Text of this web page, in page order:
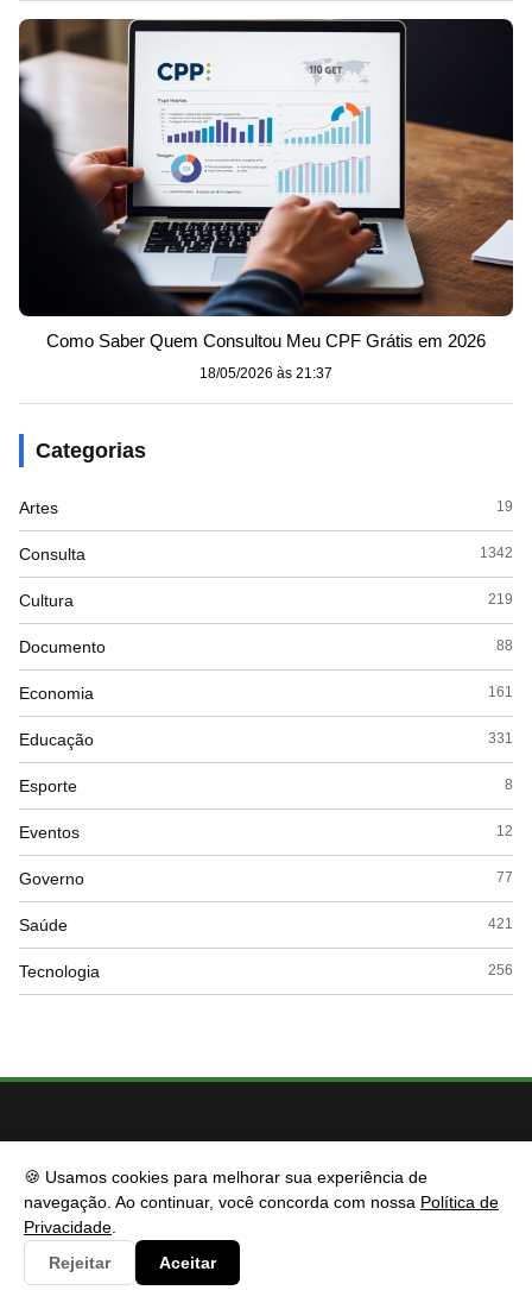
🍪 Usamos cookies para melhorar sua experiência de
navegação. Ao continuar, você concorda com nossa Política de
Privacidade
Rejeitar
Aceitar
Como Saber Quem Consultou Meu CPF Grátis em 2026
18/05/2026 às 21:37
Categorias
Artes 19
Consulta 1342
Cultura 219
Documento 88
Economia 161
Educação 331
Esporte 8
Eventos 12
Governo 77
Saúde 421
Tecnologia 256
CIDESP